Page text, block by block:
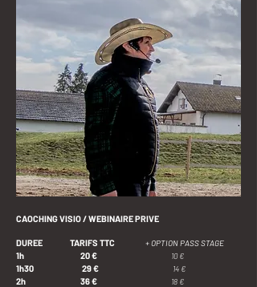
​CAOCHING VISIO / WEBINAIRE PRIVE
DUREE TARIFS TTC + OPTION PASS STAGE
1h 20 € 10 €
1h30 29 € 14 €
2h 36 € 18 €